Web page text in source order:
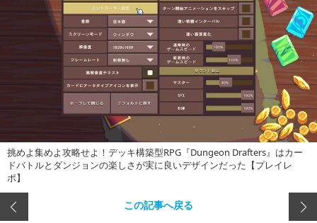
挑めよ集めよ攻略せよ！デッキ構築型RPG『Dungeon Drafters』はカー
ドバトルとダンジョンの楽しさが実に良いデザインだった【プレイレ
ポ】
この記事へ戻る